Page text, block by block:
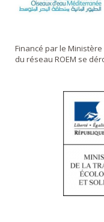
Financé par le
du réseau ROEM se